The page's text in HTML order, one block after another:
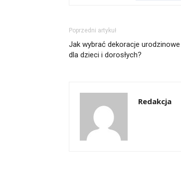
Poprzedni artykuł
Jak wybrać dekoracje
dla dzieci i dorosłych?
Redakcja